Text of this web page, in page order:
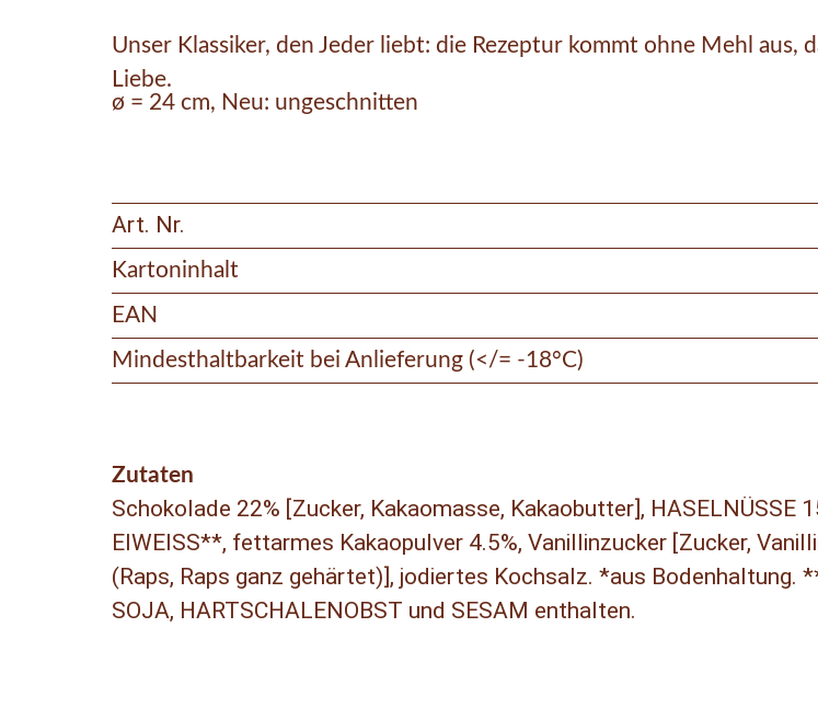
Unser Klassiker, den Jeder liebt: die Rezeptur kommt ohne Mehl aus,
Liebe.
ø = 24 cm, Neu: ungeschnitten
Art. Nr.
Kartoninhalt
EAN
Mindesthaltbarkeit bei Anlieferung (</= -18°C)
Zutaten
Schokolade 22% [Zucker, Kakaomasse, Kakaobutter], HASELNÜSSE
EIWEISS**, fettarmes Kakaopulver 4.5%, Vanillinzucker [Zucker,
(Raps, Raps ganz gehärtet)], jodiertes Kochsalz. *aus Bodenhaltung.
SOJA, HARTSCHALENOBST und SESAM enthalten.